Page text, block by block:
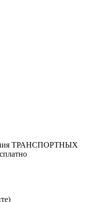
ТРАНСПОРТНЫХ